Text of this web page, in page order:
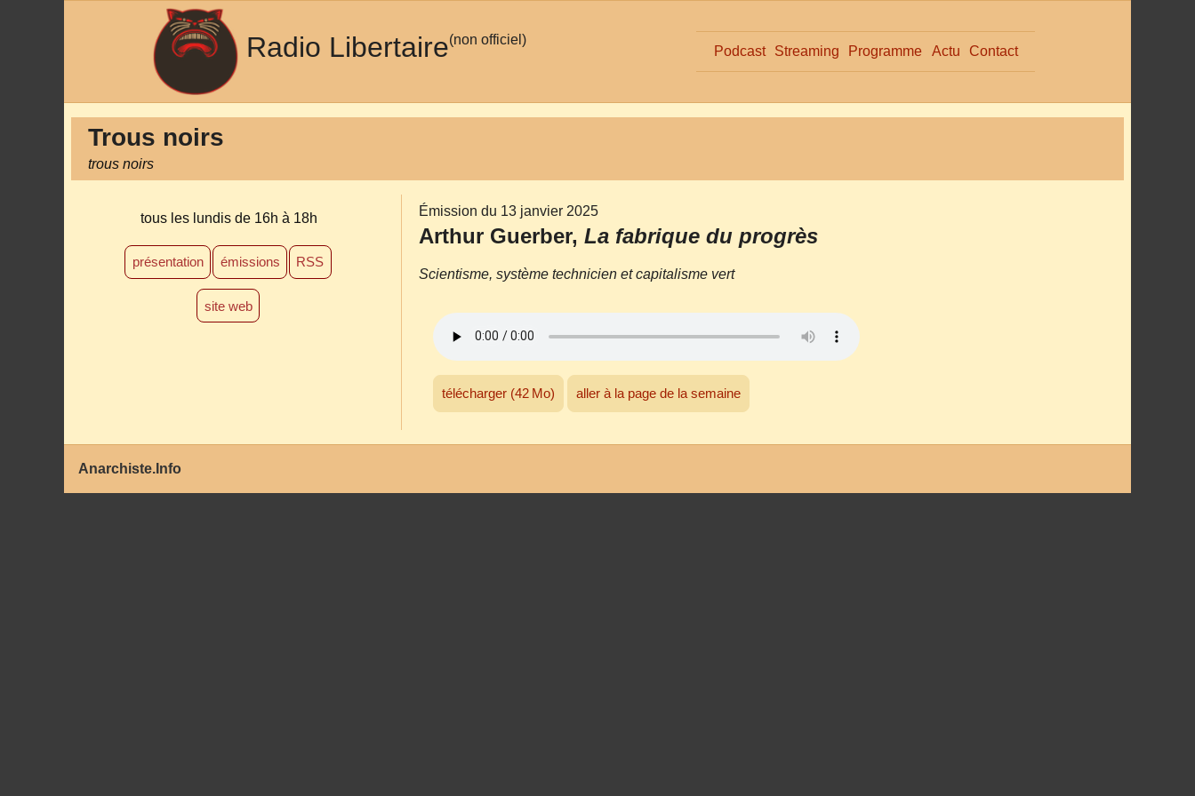
Radio Libertaire(non officiel)
Podcast Streaming Programme Actu Contact
Trous noirs
trous noirs
tous les lundis de 16h à 18h
présentation émissions RSS
site web
Émission du 13 janvier 2025
Arthur Guerber, La fabrique du progrès
Scientisme, système technicien et capitalisme vert
télécharger (42 Mo) aller à la page de la semaine
Anarchiste.Info